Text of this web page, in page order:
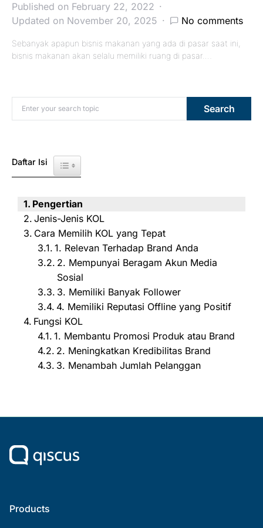
Published on February 22, 2022
Updated on November 20, 2025
No comments
Sebanyak apapun bisnis makanan yang ada di pasar saat ini,
bisnis makanan akan selalu memiliki ruang di pasar.…
Search for: Search
Daftar Isi Toggle Table of Content
Pengertian
Jenis-Jenis KOL
Cara Memilih KOL yang Tepat
1. Relevan Terhadap Brand Anda
2. Mempunyai Beragam Akun Media
Sosial
3. Memiliki Banyak Follower
4. Memiliki Reputasi Offline yang Positif
Fungsi KOL
1. Membantu Promosi Produk atau Brand
2. Meningkatkan Kredibilitas Brand
3. Menambah Jumlah Pelanggan
Products